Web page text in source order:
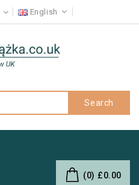
English
Search
(0) £0.00